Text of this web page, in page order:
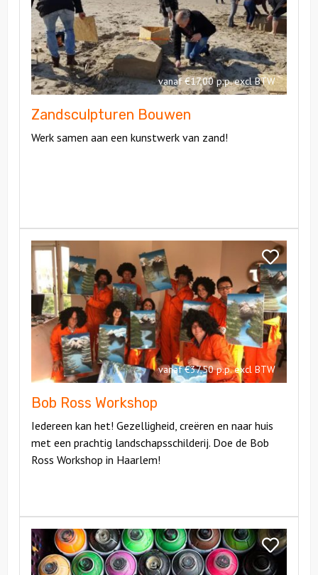
vanaf €17,00 p.p. excl BTW
Zandsculpturen Bouwen
Werk samen aan een kunstwerk van zand!
Bekijk
Bob
Ross
Workshop
vanaf €37,50 p.p. excl BTW
Bob Ross Workshop
Iedereen kan het! Gezelligheid, creëren en naar huis
met een prachtig landschapsschilderij. Doe de Bob
Ross Workshop in Haarlem!
Bekijk
Bob
Ross
Workshop
Bekijk
Graffiti
Bekijk
Graffiti
Workshop